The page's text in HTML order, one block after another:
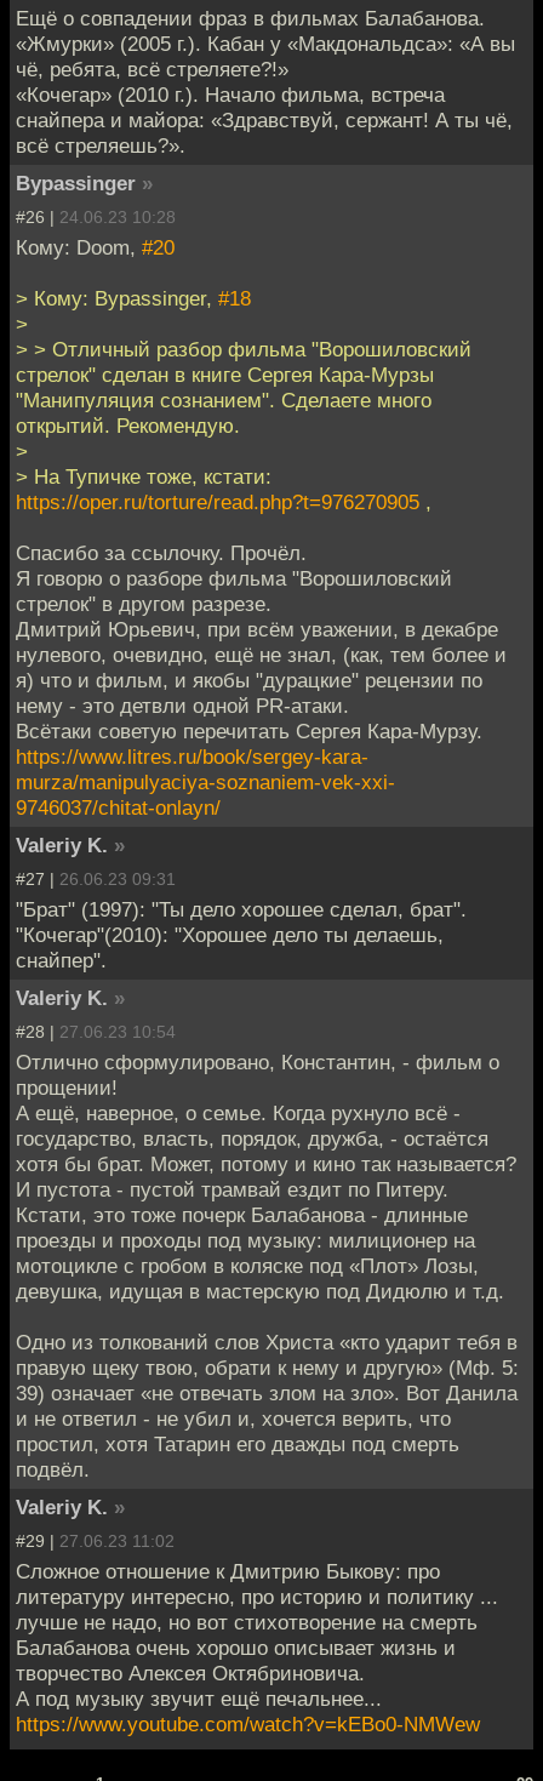
Ещё о совпадении фраз в фильмах Балабанова.
«Жмурки» (2005 г.). Кабан у «Макдональдса»: «А вы
чё, ребята, всё стреляете?!»
«Кочегар» (2010 г.). Начало фильма, встреча
снайпера и майора: «Здравствуй, сержант! А ты чё,
всё стреляешь?».
Bypassinger »
#26 | 24.06.23 10:28
Кому: Doom, #20
> Кому: Bypassinger, #18
>
> > Отличный разбор фильма "Ворошиловский
стрелок" сделан в книге Сергея Кара-Мурзы
"Манипуляция сознанием". Сделаете много
открытий. Рекомендую.
>
> На Тупичке тоже, кстати:
https://oper.ru/torture/read.php?t=976270905 ,
Спасибо за ссылочку. Прочёл.
Я говорю о разборе фильма "Ворошиловский
стрелок" в другом разрезе.
Дмитрий Юрьевич, при всём уважении, в декабре
нулевого, очевидно, ещё не знал, (как, тем более и
я) что и фильм, и якобы "дурацкие" рецензии по
нему - это детвли одной PR-атаки.
Всётаки советую перечитать Сергея Кара-Мурзу.
https://www.litres.ru/book/sergey-kara-
murza/manipulyaciya-soznaniem-vek-xxi-
9746037/chitat-onlayn/
Valeriy K. »
#27 | 26.06.23 09:31
"Брат" (1997): "Ты дело хорошее сделал, брат".
"Кочегар"(2010): "Хорошее дело ты делаешь,
снайпер".
Valeriy K. »
#28 | 27.06.23 10:54
Отлично сформулировано, Константин, - фильм о
прощении!
А ещё, наверное, о семье. Когда рухнуло всё -
государство, власть, порядок, дружба, - остаётся
хотя бы брат. Может, потому и кино так называется?
И пустота - пустой трамвай ездит по Питеру.
Кстати, это тоже почерк Балабанова - длинные
проезды и проходы под музыку: милиционер на
мотоцикле с гробом в коляске под «Плот» Лозы,
девушка, идущая в мастерскую под Дидюлю и т.д.
Одно из толкований слов Христа «кто ударит тебя в
правую щеку твою, обрати к нему и другую» (Мф. 5:
39) означает «не отвечать злом на зло». Вот Данила
и не ответил - не убил и, хочется верить, что
простил, хотя Татарин его дважды под смерть
подвёл.
Valeriy K. »
#29 | 27.06.23 11:02
Сложное отношение к Дмитрию Быкову: про
литературу интересно, про историю и политику ...
лучше не надо, но вот стихотворение на смерть
Балабанова очень хорошо описывает жизнь и
творчество Алексея Октябриновича.
А под музыку звучит ещё печальнее...
https://www.youtube.com/watch?v=kEBo0-NMWew